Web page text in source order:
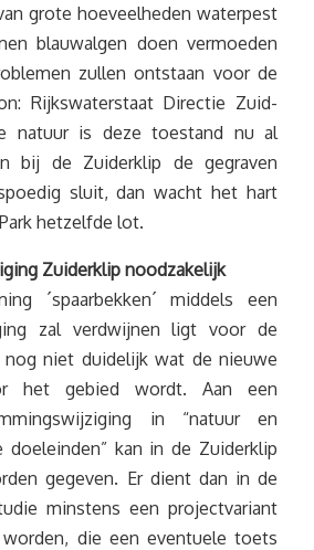
grote hoeveelheden waterpest
blauwalgen doen vermoeden
zullen ontstaan voor de
Rijkswaterstaat Directie Zuid-
natuur is deze toestand nu al
bij de Zuiderklip de gegraven
sluit, dan wacht het hart
hetzelfde lot.
Zuiderklip noodzakelijk
´spaarbekken´ middels een
zal verdwijnen ligt voor de
nog niet duidelijk wat de nieuwe
het gebied wordt. Aan een
in “natuur en
doeleinden” kan in de Zuiderklip
gegeven. Er dient dan in de
minstens een projectvariant
die een eventuele toets